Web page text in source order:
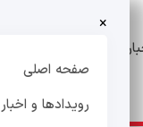
×
صفحه اصلی
رویدادها و اخبار